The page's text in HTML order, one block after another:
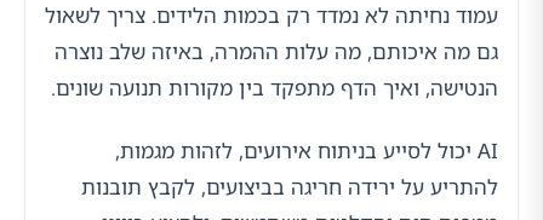
עמוד נחיתה לא נמדד רק בכמות הלידים. צריך לשאול
גם מה איכותם, מה עלות ההמרה, באיזה שלב נוצרה
הנטישה, ואיך הדף מתפקד בין מקורות תנועה שונים.
AI יכול לסייע בניתוח אירועים, לזהות מגמות,
להתריע על ירידה חריגה בביצועים, לקבץ תובנות